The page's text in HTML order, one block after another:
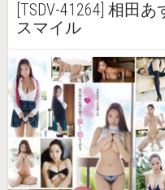
[TSDV-41264] 相田あ
スマイル